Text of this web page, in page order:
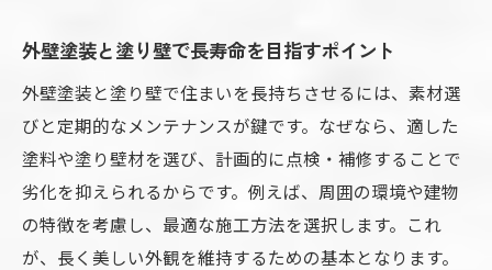
外壁塗装と塗り壁で長寿命を目指すポイント
外壁塗装と塗り壁で住まいを長持ちさせるには、素材選
びと定期的なメンテナンスが鍵です。なぜなら、適した
塗料や塗り壁材を選び、計画的に点検・補修することで
劣化を抑えられるからです。例えば、周囲の環境や建物
の特徴を考慮し、最適な施工方法を選択します。これ
が、長く美しい外観を維持するための基本となります。